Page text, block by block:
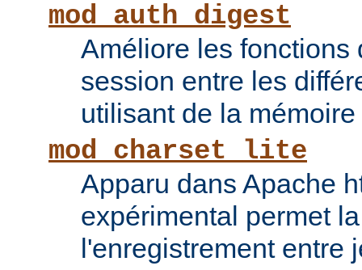
mod_auth_digest
Améliore les fonctions
session entre les
utilisant de la
mod_charset_lite
Apparu dans Apache
expérimental permet
l'enregistrement entre